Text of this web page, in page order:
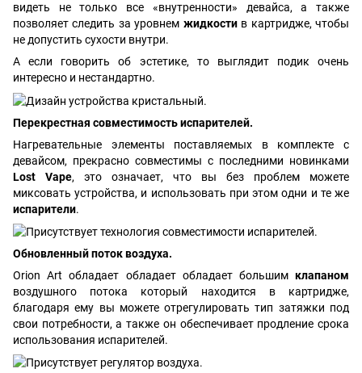
видеть не только все «внутренности» девайса, а также
позволяет следить за уровнем жидкости в картридже, чтобы
не допустить сухости внутри.
А если говорить об эстетике, то выглядит подик очень
интересно и нестандартно.
Перекрестная совместимость испарителей.
Нагревательные элементы поставляемых в комплекте с
девайсом, прекрасно совместимы с последними новинками
Lost Vape, это означает, что вы без проблем можете
миксовать устройства, и использовать при этом одни и те же
испарители.
Обновленный поток воздуха.
Orion Art обладает обладает обладает большим клапаном
воздушного потока который находится в картридже,
благодаря ему вы можете отрегулировать тип затяжки под
свои потребности, а также он обеспечивает продление срока
использования испарителей.